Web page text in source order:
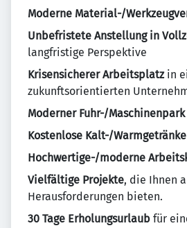
Moderne Material-/
Unbefristete Anstellung in
langfristige Perspektive
Krisensicherer Arbeitsplatzin
zukunftsorientierten
Moderner Fuhr-/Maschinenpark
Kostenlose Kalt-/Warmgetränke
Hochwertige-/moderne
Vielfältige Projekte, die Ihnen
Herausforderungen bieten.
30 Tage Erholungsurlaub für